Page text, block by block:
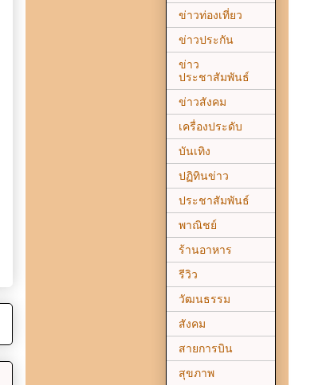
ข่าวท่องเที่ยว
ข่าวประกัน
ข่าว
ประชาสัมพันธ์
ข่าวสังคม
เครื่องประดับ
บันเทิง
ปฏิทินข่าว
ประชาสัมพันธ์
พาณิชย์
ร้านอาหาร
รีวิว
วัฒนธรรม
สังคม
สายการบิน
สุขภาพ